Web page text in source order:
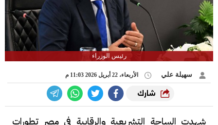
رئيس الوزراء
سهيلة علي الأربعاء، 22 أبريل 2026 11:03 م
شارك
شهدت الساحة التشريعية والرقابية في مصر تطورات